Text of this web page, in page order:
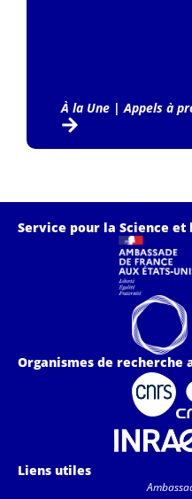
À la Une|Appels à
Service pour la Science et
Organismes de recherche
Liens utiles